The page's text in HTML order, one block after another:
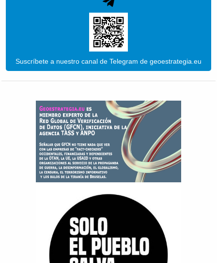
Suscríbete a nuestro canal de Telegram de geoestrategia.eu